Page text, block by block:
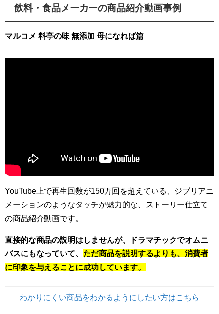
飲料・食品メーカーの商品紹介動画事例
マルコメ 料亭の味 無添加 母になれば篇
YouTube上で再生回数が150万回を超えている、ジブリアニ
メーションのようなタッチが魅力的な、ストーリー仕立て
の商品紹介動画です。
直接的な商品の説明はしませんが、ドラマチックでオムニ
バスにもなっていて、 ただ商品を説明するよりも、消費者
に印象を与えることに成功しています。
わかりにくい商品をわかるようにしたい方はこちら